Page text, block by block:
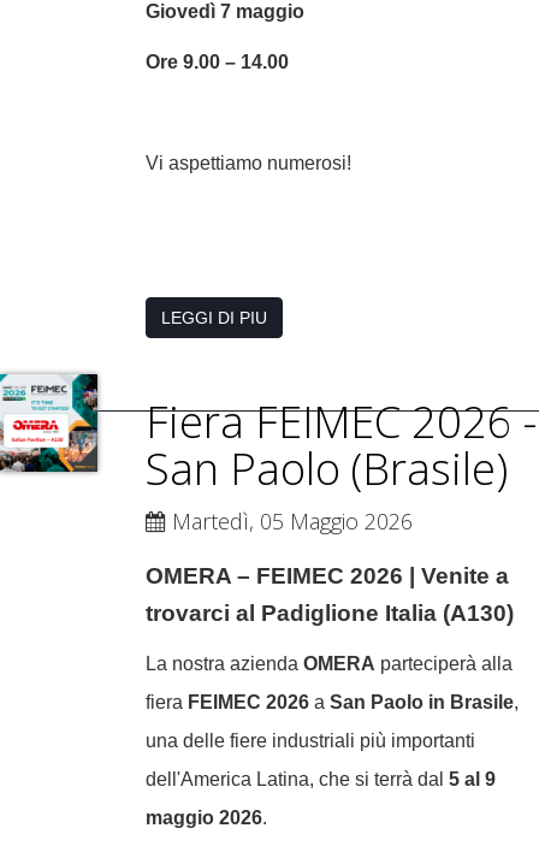
Giovedì 7 maggio
Ore 9.00 – 14.00
Vi aspettiamo numerosi!
LEGGI DI PIU
Fiera FEIMEC 2026 -
San Paolo (Brasile)
Martedì, 05 Maggio 2026
OMERA – FEIMEC 2026 | Venite a
trovarci al Padiglione Italia (A130)
La nostra azienda OMERA parteciperà alla
fiera FEIMEC 2026a San Paolo in Brasile,
una delle fiere industriali più importanti
dell'America Latina, che si terrà dal 5 al 9
maggio 2026.